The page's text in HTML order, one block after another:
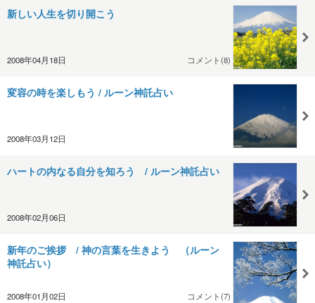
新しい人生を切り開こう
2008年04月18日 コメント(8)
変容の時を楽しもう / ルーン神託占い
2008年03月12日
ハートの内なる自分を知ろう / ルーン神託占い
2008年02月06日
新年のご挨拶 / 神の言葉を生きよう （ルーン
神託占い）
2008年01月02日 コメント(7)